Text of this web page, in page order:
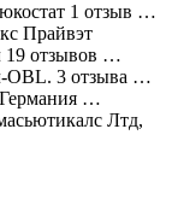
1 отзыв …
Прайвэт
19 отзывов …
OBL. 3 отзыва …
…
Лтд,